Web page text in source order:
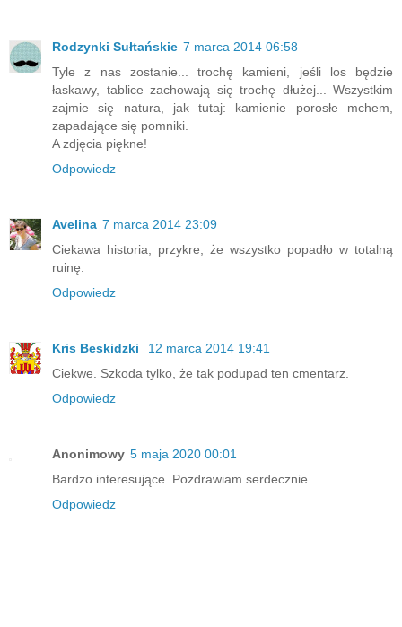
Rodzynki Sułtańskie 7 marca 2014 06:58
Tyle z nas zostanie... trochę kamieni, jeśli los będzie
łaskawy, tablice zachowają się trochę dłużej... Wszystkim
zajmie się natura, jak tutaj: kamienie porosłe mchem,
zapadające się pomniki.
A zdjęcia piękne!
Odpowiedz
Avelina 7 marca 2014 23:09
Ciekawa historia, przykre, że wszystko popadło w totalną
ruinę.
Odpowiedz
Kris Beskidzki
12 marca 2014 19:41
Ciekwe. Szkoda tylko, że tak podupad ten cmentarz.
Odpowiedz
Anonimowy 5 maja 2020 00:01
Bardzo interesujące. Pozdrawiam serdecznie.
Odpowiedz